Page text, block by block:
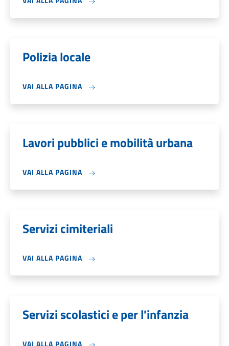
Polizia locale
VAI ALLA PAGINA
Lavori pubblici e mobilità urbana
VAI ALLA PAGINA
Servizi cimiteriali
VAI ALLA PAGINA
Servizi scolastici e per l'infanzia
VAI ALLA PAGINA